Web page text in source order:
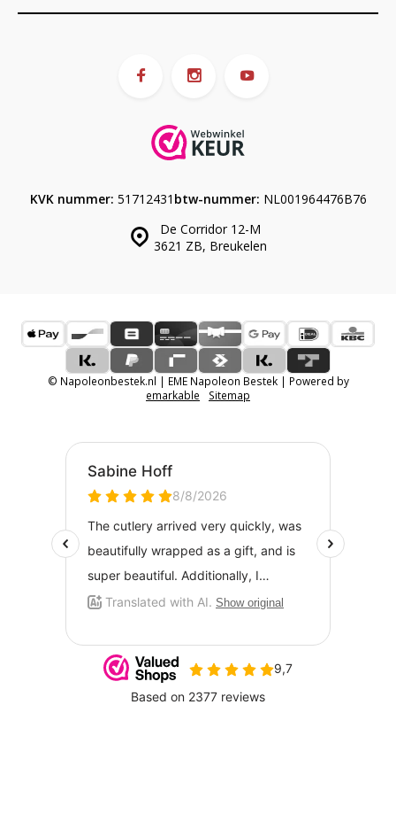
De Corridor 12-M
3621 ZB, Breukelen
KVK nummer: 51712431 btw-nummer: NL001964476B76
© Napoleonbestek.nl | EME Napoleon Bestek | Powered by
emarkable
Sitemap